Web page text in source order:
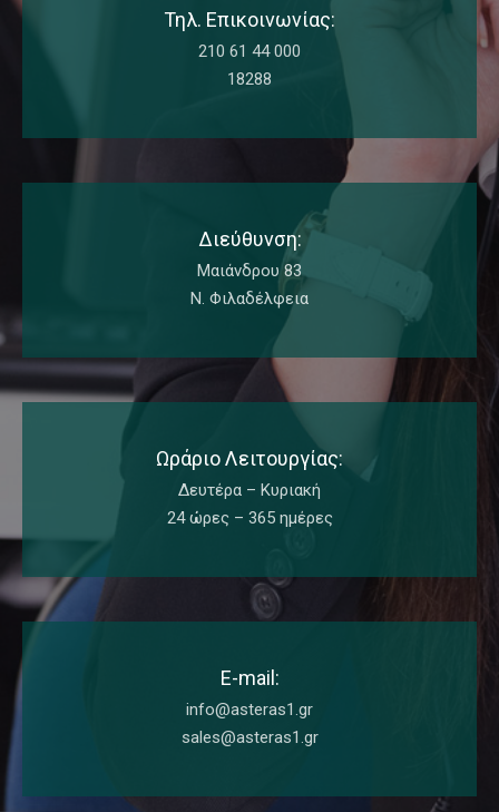
Τηλ. Επικοινωνίας:
210 61 44 000
18288
Διεύθυνση:
Μαιάνδρου 83
Ν. Φιλαδέλφεια
Ωράριο Λειτουργίας:
Δευτέρα – Κυριακή
24 ώρες – 365 ημέρες
E-mail:
info@asteras1.gr
sales@asteras1.gr